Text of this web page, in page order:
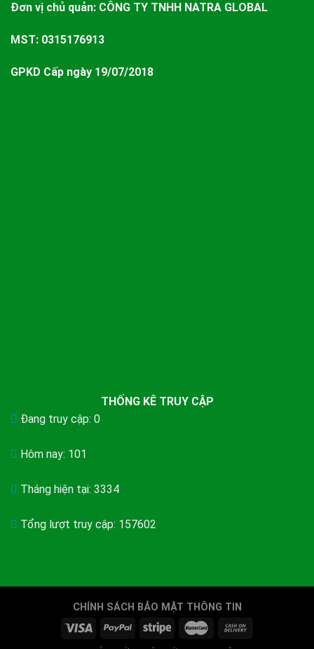
Đơn vị chủ quản: CÔNG TY TNHH NATRA GLOBAL
MST: 0315176913
GPKD Cấp ngày 19/07/2018
THỐNG KÊ TRUY CẬP
Đang truy cập: 0
Hôm nay: 101
Tháng hiện tại: 3334
Tổng lượt truy cập: 157602
CHÍNH SÁCH BẢO MẬT THÔNG TIN